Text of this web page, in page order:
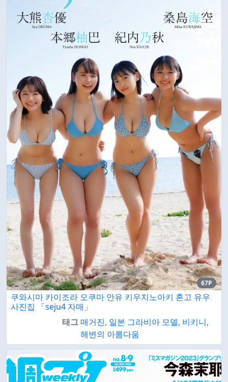
67P
쿠와시마 카이조라 오쿠마 안유 키우치노아키 혼고 유우
사진집 「seju4 자매」
태그 매거진, 일본 그라비아 모델, 비키니,
해변의 아름다움